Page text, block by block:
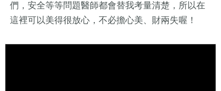
們，安全等等問題醫師都會替我考量清楚，所以在
這裡可以美得很放心，不必擔心美、財兩失喔！